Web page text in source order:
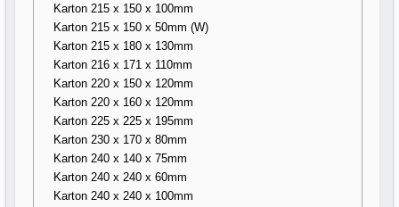
Karton 215 x 150 x 100mm
Karton 215 x 150 x 50mm (W)
Karton 215 x 180 x 130mm
Karton 216 x 171 x 110mm
Karton 220 x 150 x 120mm
Karton 220 x 160 x 120mm
Karton 225 x 225 x 195mm
Karton 230 x 170 x 80mm
Karton 240 x 140 x 75mm
Karton 240 x 240 x 60mm
Karton 240 x 240 x 100mm